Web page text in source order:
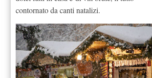
contornato da canti natalizi.